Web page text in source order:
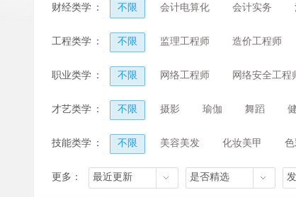
财经类学 ： 不限 会计电算化 会计实务
工程类学 ： 不限 监理工程师 造价工程师
城市规划师
职业类学 ： 不限 网络工程师 网络安全工程
广告设计师
才艺类学 ： 不限 摄影 瑜伽 舞蹈
技能类学 ： 不限 美容美发 化妆美甲
汽车美容 焊工 手机维修
更多： 最近更新 是否精选